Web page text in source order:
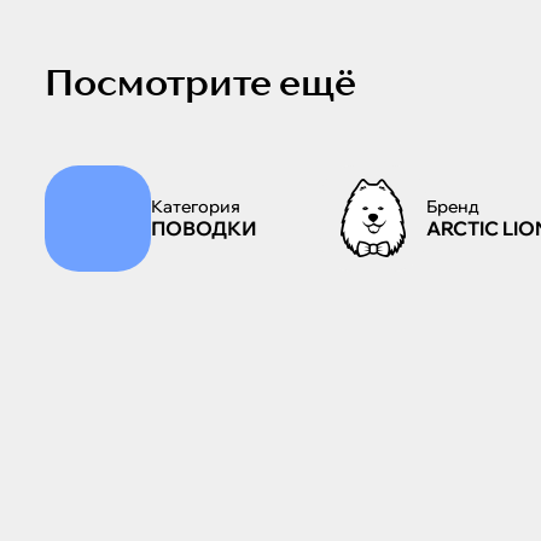
Посмотрите ещё
Категория
ПОВОДКИ
Бренд
ARCTIC